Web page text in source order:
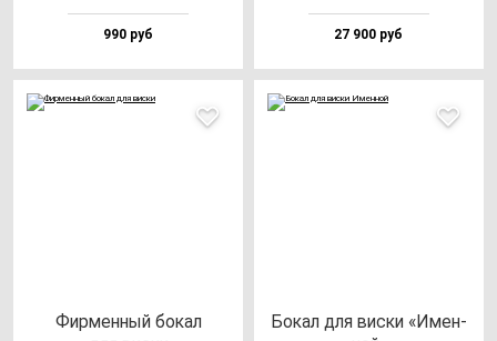
990 руб 27 900 руб
Фир­мен­ный бо­кал
Бокал для вис­ки «Имен­